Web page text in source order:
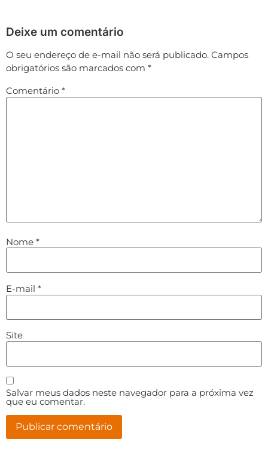
Deixe um comentário
O seu endereço de e-mail não será publicado. Campos
obrigatórios são marcados com *
Comentário *
Nome *
E-mail *
Site
Salvar meus dados neste navegador para a próxima vez
que eu comentar.